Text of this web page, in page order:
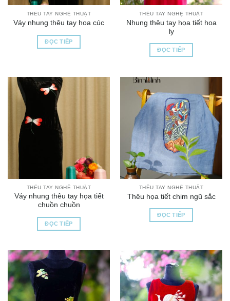
THÊU TAY NGHỆ THUẬT
Váy nhung thêu tay hoa cúc
ĐỌC TIẾP
THÊU TAY NGHỆ THUẬT
Nhung thêu tay họa tiết hoa
ly
ĐỌC TIẾP
THÊU TAY NGHỆ THUẬT
Váy nhung thêu tay họa tiết
chuồn chuồn
ĐỌC TIẾP
THÊU TAY NGHỆ THUẬT
Thêu họa tiết chim ngũ sắc
ĐỌC TIẾP